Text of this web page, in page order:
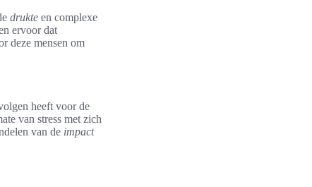
drukte en complexe
ervoor dat
deze mensen om
heeft voor de
van stress met zich
van de impact